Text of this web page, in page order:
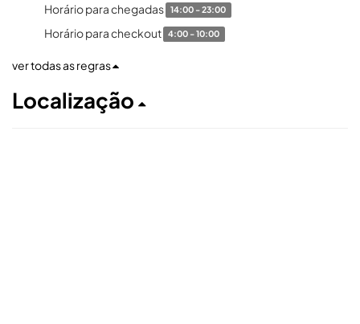
Horário para chegadas 14:00 - 23:00
Horário para checkout 4:00 - 10:00
ver todas as regras
Localização